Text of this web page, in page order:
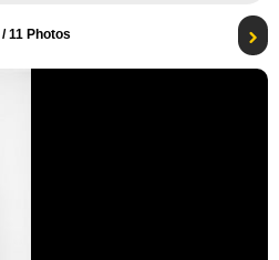
/ 11 Photos